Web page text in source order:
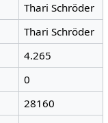
Thari Schröder
Thari Schröder
4.265
0
28160